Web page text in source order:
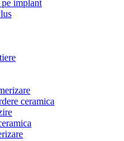
implant
ceramica